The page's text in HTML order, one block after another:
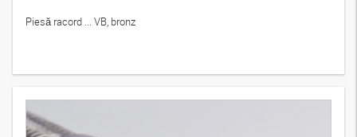
Piesă racord ... VB, bronz